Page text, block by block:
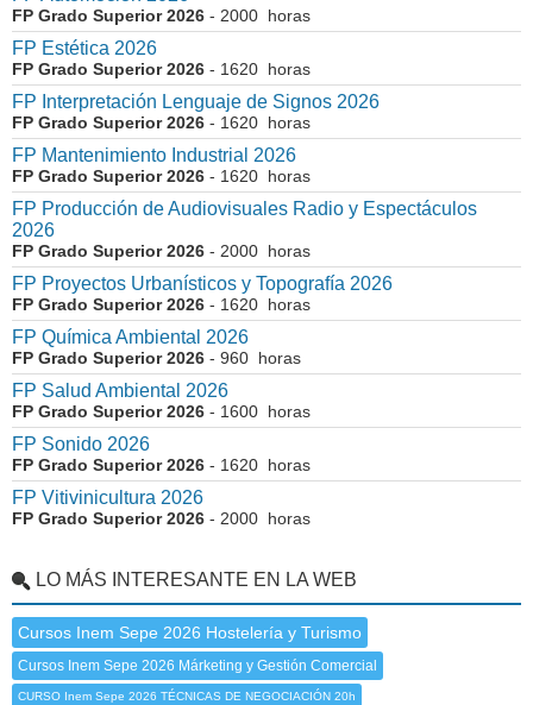
FP Grado Superior 2026 - 2000 horas
FP Estética 2026
FP Grado Superior 2026 - 1620 horas
FP Interpretación Lenguaje de Signos 2026
FP Grado Superior 2026 - 1620 horas
FP Mantenimiento Industrial 2026
FP Grado Superior 2026 - 1620 horas
FP Producción de Audiovisuales Radio y Espectáculos
2026
FP Grado Superior 2026 - 2000 horas
FP Proyectos Urbanísticos y Topografía 2026
FP Grado Superior 2026 - 1620 horas
FP Química Ambiental 2026
FP Grado Superior 2026 - 960 horas
FP Salud Ambiental 2026
FP Grado Superior 2026 - 1600 horas
FP Sonido 2026
FP Grado Superior 2026 - 1620 horas
FP Vitivinicultura 2026
FP Grado Superior 2026 - 2000 horas
LO MÁS INTERESANTE EN LA WEB
Cursos Inem Sepe 2026 Hostelería y Turismo
Cursos Inem Sepe 2026 Márketing y Gestión Comercial
CURSO Inem Sepe 2026 TÉCNICAS DE NEGOCIACIÓN 20h